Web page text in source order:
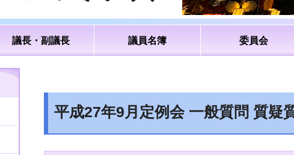
議長・副議長 議員名簿 委員会
平成27年9月定例会 一般質問 質疑